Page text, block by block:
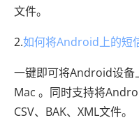
文件。
2.如何将Android上的短
一键即可将Android设备
Mac 。同时支持将
CSV、BAK、XML文件。